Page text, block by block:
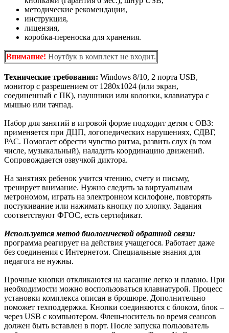
методические рекомендации,
инструкция,
лицензия,
коробка-переноска для хранения.
Внимание! Ноутбук в комплект не входит.
Технические требования: Windows 8/10, 2 порта USB,
монитор с разрешением от 1280х1024 (или экран,
соединенный с ПК), наушники или колонки, клавиатура с
мышью или тачпад.
Набор для занятий в игровой форме подходит детям с ОВЗ:
применяется при ДЦП, логопедических нарушениях, СДВГ,
РАС. Помогает обрести чувство ритма, развить слух (в том
числе, музыкальный), наладить координацию движений.
Сопровождается озвучкой диктора.
На занятиях ребенок учится чтению, счету и письму,
тренирует внимание. Нужно следить за виртуальным
метрономом, играть на электронном ксилофоне, повторять
постукивание или нажимать кнопку по хлопку. Задания
соответствуют ФГОС, есть сертификат.
Используетсяметод биологической обратной связи:
программа реагирует на действия учащегося. Работает даже
без соединения с Интернетом. Специальные знания для
педагога не нужны.
Прочные кнопки откликаются на касание легко и плавно. При
необходимости можно воспользоваться клавиатурой. Процесс
установки комплекса описан в брошюре. Дополнительно
поможет техподдержка. Кнопки соединяются с блоком, блок –
через USB с компьютером. Флеш-носитель во время сеансов
должен быть вставлен в порт. После запуска пользователь